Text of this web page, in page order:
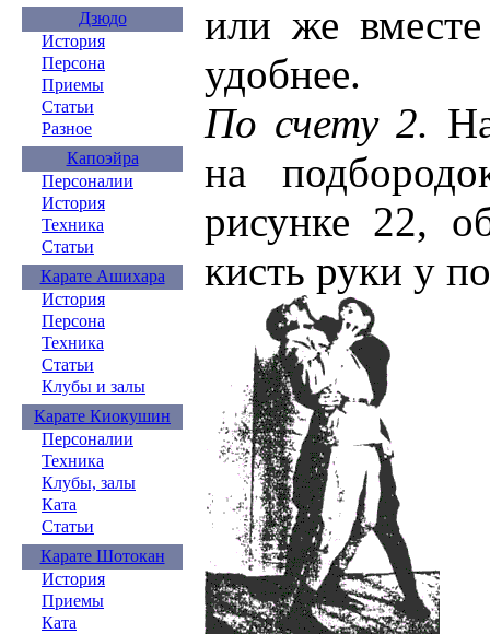
Дзюдо
История
Персона
Приемы
Статьи
Разное
Капоэйра
Персоналии
История
Техника
Статьи
Карате Ашихара
История
Персона
Техника
Статьи
Клубы и залы
Карате Киокушин
Персоналии
Техника
Клубы, залы
Ката
Статьи
Карате Шотокан
История
Приемы
Ката
или же
удобнее.
По счету 2.
на
рисунке 22,
кисть руки у